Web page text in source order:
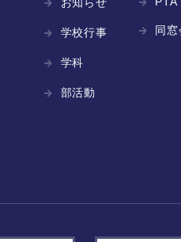
お知らせ
学校行事
学科
部活動
同窓